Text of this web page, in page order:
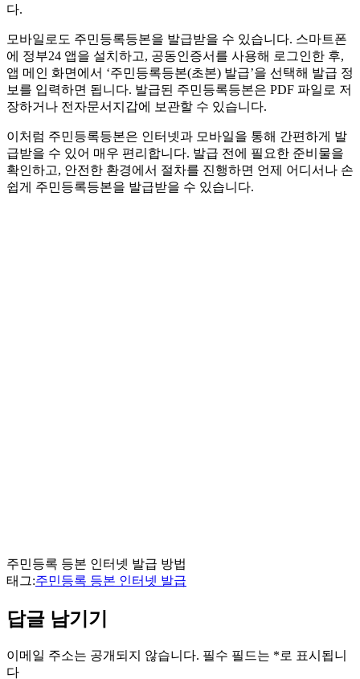
다.
모바일로도 주민등록등본을 발급받을 수 있습니다. 스마트폰
에 정부24 앱을 설치하고, 공동인증서를 사용해 로그인한 후,
앱 메인 화면에서 ‘주민등록등본(초본) 발급’을 선택해 발급 정
보를 입력하면 됩니다. 발급된 주민등록등본은 PDF 파일로 저
장하거나 전자문서지갑에 보관할 수 있습니다.
이처럼 주민등록등본은 인터넷과 모바일을 통해 간편하게 발
급받을 수 있어 매우 편리합니다. 발급 전에 필요한 준비물을
확인하고, 안전한 환경에서 절차를 진행하면 언제 어디서나 손
쉽게 주민등록등본을 발급받을 수 있습니다.
주민등록 등본 인터넷 발급 방법
태그:주민등록 등본 인터넷 발급
답글 남기기
이메일 주소는 공개되지 않습니다. 필수 필드는 *로 표시됩니
다